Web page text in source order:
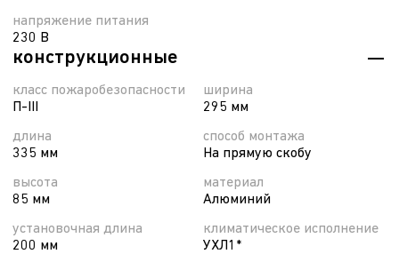
напряжение питания
230 В
конструкционные
класс пожаробезопасности
П-ІІІ
длина
335 мм
высота
85 мм
установочная длина
200 мм
ширина
295 мм
способ монтажа
На прямую скобу
материал
Алюминий
климатическое исполнение
УХЛ1*